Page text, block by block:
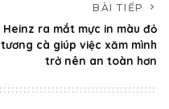
BÀI TIẾP
Heinz ra mắt mực in màu đỏ
tương cà giúp việc xăm mình
trở nên an toàn hơn